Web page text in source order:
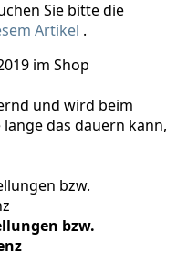
Sie bitte die
Artikel .
im Shop
und wird beim
das dauern kann,
bzw.